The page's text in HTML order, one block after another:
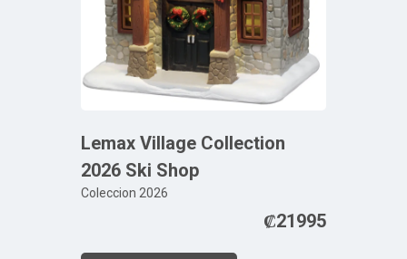
Lemax Village Collection
2026 Ski Shop
Coleccion 2026
₡21995